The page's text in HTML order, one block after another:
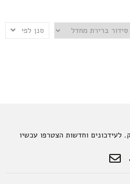
סנן לפי
לעידכונים וחדשות הצטרפו עכשיו